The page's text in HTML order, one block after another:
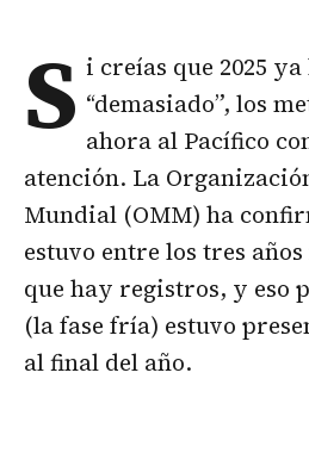
S i creías que 2025
“demasiado”, los
ahora al Pacífico
atención. La
Mundial (OMM) ha
estuvo entre los tres
que hay registros, y eso
(la fase fría) estuvo
al final del año.